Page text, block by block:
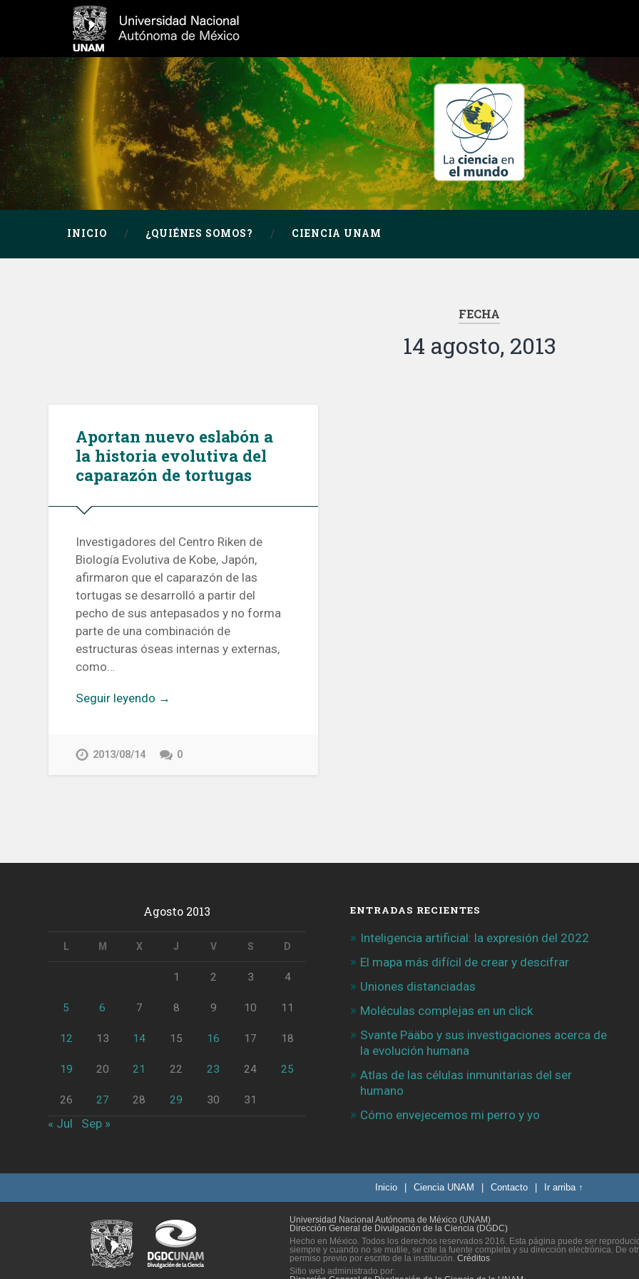
INICIO ¿QUIÉNES SOMOS? CIENCIA UNAM
FECHA
14 agosto, 2013
Aportan nuevo eslabón a
la historia evolutiva del
caparazón de tortugas
Investigadores del Centro Riken de
Biología Evolutiva de Kobe, Japón,
afirmaron que el caparazón de las
tortugas se desarrolló a partir del
pecho de sus antepasados y no forma
parte de una combinación de
estructuras óseas internas y externas,
como…
Seguir leyendo →
2013/08/14 0
Agosto 2013
L M X J V S D
1 2 3 4
5 6 7 8 9 10 11
12 13 14 15 16 17 18
19 20 21 22 23 24 25
26 27 28 29 30 31
« Jul Sep »
ENTRADAS RECIENTES
Inteligencia artificial: la expresión del 2022
El mapa más difícil de crear y descifrar
Uniones distanciadas
Moléculas complejas en un click
Svante Pääbo y sus investigaciones acerca de
la evolución humana
Atlas de las células inmunitarias del ser
humano
Cómo envejecemos mi perro y yo
Inicio Ciencia UNAM Contacto Ir arriba ↑
Universidad Nacional Autónoma de México (UNAM)
Dirección General de Divulgación de la Ciencia (DGDC)
Hecho en México. Todos los derechos reservados 2016. Esta página puede ser
siempre y cuando no se mutile, se cite la fuente completa y su dirección electrónica. De
permiso previo por escrito de la institución. Créditos
Sitio web administrado por: